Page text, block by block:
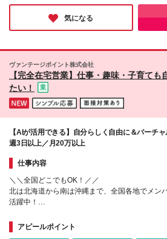
差異はありません 1ヶ月目
し残業代10時間分/15,630
別途支給いたします） 3ヶ
（みなし残業代30時間分/
(2,500円/日 ※月15日の出
万円を支給！) ■社内キャ
責任を果たし、自らの手で理想
には、これ以上ないほど刺激的
き、裁量をもって仕事に取り組
気になる
ヴァンテージポイント株式会社
【完全在宅営業】仕事・趣味・子育ても
たい！
【AIが活用できる】自分らしく自由に＆バーチ
週3日以上／月20万以上
仕事内容
＼＼全国どこでもOK！／／
北は北海道から南は沖縄まで、全国各地でメン
活躍中！
近に感じながら働けます。
アピールポイント